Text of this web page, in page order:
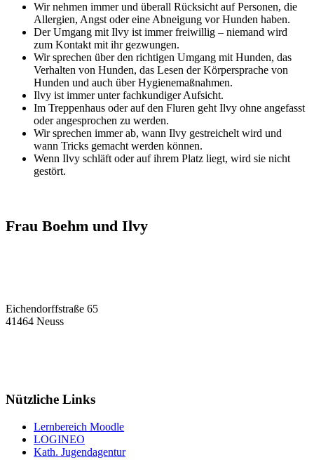
Wir nehmen immer und überall Rücksicht auf Personen, die
Allergien, Angst oder eine Abneigung vor Hunden haben.
Der Umgang mit Ilvy ist immer freiwillig – niemand wird
zum Kontakt mit ihr gezwungen.
Wir sprechen über den richtigen Umgang mit Hunden, das
Verhalten von Hunden, das Lesen der Körpersprache von
Hunden und auch über Hygienemaßnahmen.
Ilvy ist immer unter fachkundiger Aufsicht.
Im Treppenhaus oder auf den Fluren geht Ilvy ohne angefasst
oder angesprochen zu werden.
Wir sprechen immer ab, wann Ilvy gestreichelt wird und
wann Tricks gemacht werden können.
Wenn Ilvy schläft oder auf ihrem Platz liegt, wird sie nicht
gestört.
Frau Boehm und Ilvy
Eichendorffstraße 65
41464 Neuss
Nützliche Links
Lernbereich Moodle
LOGINEO
Kath. Jugendagentur